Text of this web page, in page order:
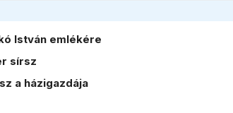
István emlékére
sírsz
a házigazdája